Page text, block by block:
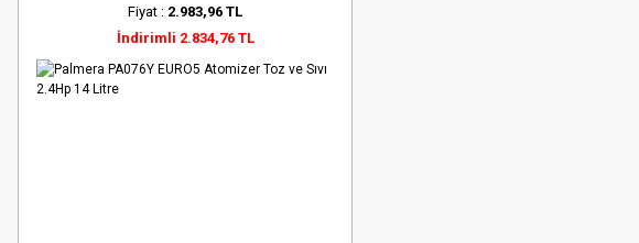
Fiyat : 2.983,96 TL
İndirimli 2.834,76 TL